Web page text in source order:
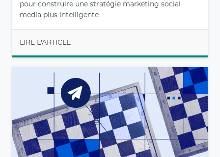
pour construire une stratégie marketing social
media plus intelligente.
LIRE L'ARTICLE